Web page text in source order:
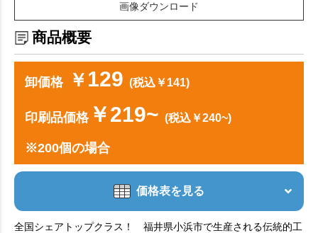
画像ダウンロード
商品概要
卸価格 ￥129 (税込￥141)
印刷品価格￥219~ (税込￥240~)
※200個の場合
価格表を見る
全国シェアトップクラス！ 福井県小浜市で生産される伝統的工